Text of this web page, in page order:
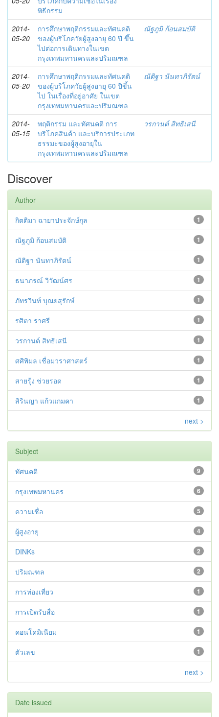
พิธีกรรม
2014-
05-20
การศึกษาพฤติกรรมและทัศนคติ
ของผู้บริโภควัยผู้สูงอายุ 60 ปี ขึ้น
ไปต่อการเดินทางในเขต
กรุงเทพมหานครและปริมณฑล
ณัฐภูมิ ก้อนสมบัติ
2014-
05-20
การศึกษาพฤติกรรมและทัศนคติ
ของผู้บริโภควัยผู้สูงอายุ 60 ปีขึ้น
ไป ในเรื่องที่อยู่อาศัย ในเขต
กรุงเทพมหานครและปริมณฑล
ณัติฐา นันทาภิรัตน์
2014-
05-15
พฤติกรรม และทัศนคติ การ
บริโภคสินค้า และบริการประเภท
ธรรมะของผู้สูงอายุใน
กรุงเทพมหานครและปริมณฑล
วรกานต์ สิทธิเสนี
Discover
Author
1
กิตติมา ฉายาประจักษ์กุล
1
ณัฐภูมิ ก้อนสมบัติ
1
ณัติฐา นันทาภิรัตน์
1
ธนาภรณ์ วิวัฒน์ศร
1
ภัทรวินท์ บุณยสุรักษ์
1
รศิตา ราศรี
1
วรกานต์ สิทธิเสนี
1
ศศิพิมล เชื่อมวราศาสตร์
1
สายรุ้ง ช่วยรอด
1
สิรินญา แก้วแกมคา
next >
Subject
9
ทัศนคติ
6
กรุงเทพมหานคร
5
ความเชื่อ
4
ผู้สูงอายุ
2
DINKs
2
ปริมณฑล
1
การท่องเที่ยว
1
การเปิดรับสื่อ
1
คอนโดมิเนียม
1
ตัวเลข
next >
Date issued